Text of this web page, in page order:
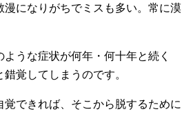
になりがちでミスも多い。常に漠
うな症状が何年・何十年と続く
覚してしまうのです。
できれば、そこから脱するために